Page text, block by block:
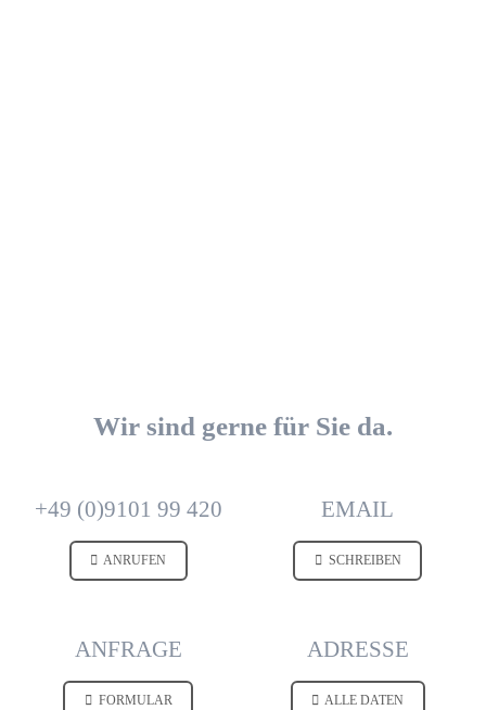
Wir sind gerne für Sie da.
+49 (0)9101 99 420
ANRUFEN
EMAIL
SCHREIBEN
ANFRAGE
FORMULAR
ADRESSE
ALLE DATEN